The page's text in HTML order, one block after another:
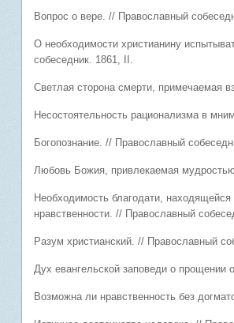
Вопрос о вере. // Православный
О необходимости христианину
собеседник. 1861, II.
Светлая сторона смерти, примечаемая
Несостоятельность рационализма в
Богопознание. // Православный
Любовь Божия, привлекаемая
Необходимость благодати,
нравственности. // Православный
Разум христианский. // Православный
Дух евангельской заповеди о
Возможна ли нравственность без